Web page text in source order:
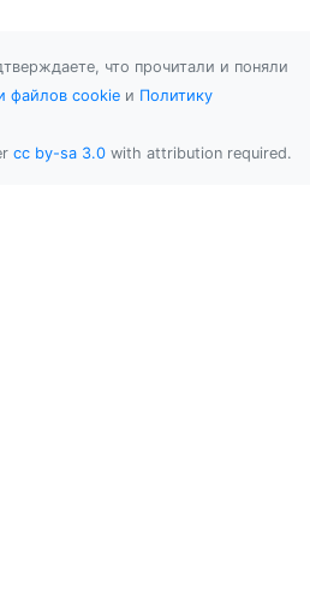
что прочитали и поняли
файлов cookie и Политику
cc by-sa 3.0 with attribution required.